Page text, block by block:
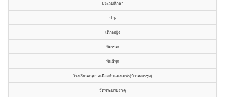
ประถมศึกษา
ป.๖
เด็กหญิง
พิมชนก
พันธ์พุก
โรงเรียนอนุบาลเมืองกำแพงเพชร(บ้านนครชุม)
วัดพระบรมธาตุ